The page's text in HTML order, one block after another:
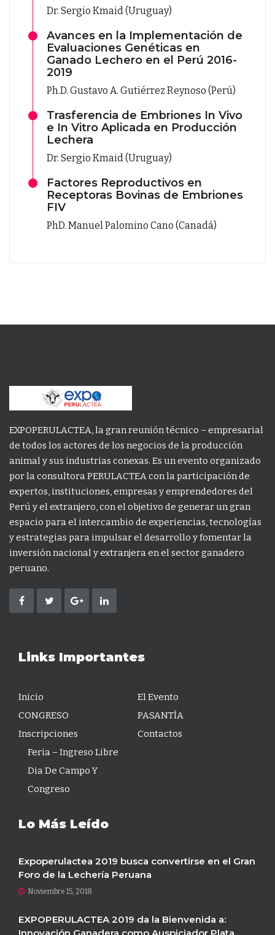
Dr. Sergio Kmaid (Uruguay)
Avances en la Implementación de
Evaluaciones Genéticas en
Ganado Lechero en el Perú 2016-
2019
Ph.D. Gustavo A. Gutiérrez Reynoso (Perú)
Trasferencia de Embriones In Vivo
e In Vitro Aplicada en Producción
Lechera
Dr. Sergio Kmaid (Uruguay)
Factores Reproductivos en
Receptoras Bovinas de Embriones
FIV
PhD. Manuel Palomino Cano (Canadá)
EXPOPERULACTEA, la gran reunión técnico – empresarial
de todos los actores de los negocios de la producción
animal y sus industrias conexas. Es un evento organizado
por la consultora PERULACTEA con la participación de
expertos, instituciones, empresas y emprendedores del
Perú y el extranjero, con el objetivo de generar un gran
espacio para el intercambio de experiencias, tecnologías
y estrategias para impulsar el desarrollo y fomentar la
inversión nacional y extranjera en el sector ganadero
peruano.
Links Importantes
Inicio
El Evento
CONGRESO
PASANTÍA
Inscripciones
Feria – Ingreso Libre
Dia De Campo Y
Congreso
Contactos
Lo Más Leído
Expoperulactea 2019 busca convertirse en el Gran
Foro de la Lechería Peruana
Noviembre 15, 2018
EXPOPERULACTEA 2019 da la Bienvenida a: